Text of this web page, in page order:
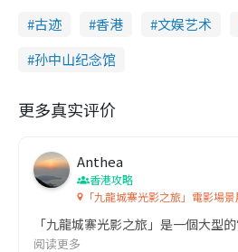
古迹 香港 文娱艺术
孙中山纪念馆
更多真实评价
Anthea
香港攻略
「九龍城寨光影之旅」電影場景
「九龍城寨光影之旅」是一個大
阅读更多